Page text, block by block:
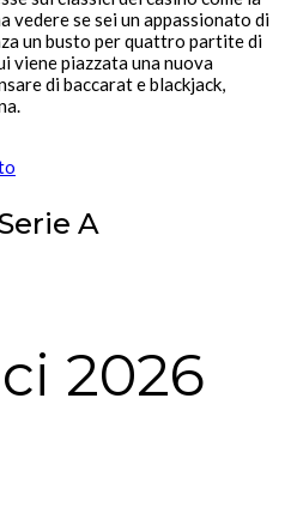
vedere se sei un appassionato di
un busto per quattro partite di
viene piazzata una nuova
di baccarat e blackjack,
A
2026